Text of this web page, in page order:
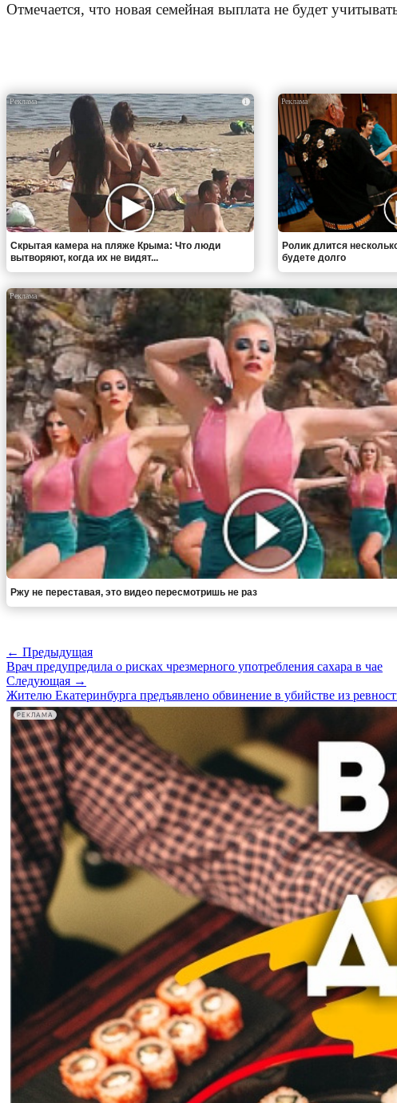
Отмечается, что новая семейная выплата не будет
i
Скрытая камера на пляже Крыма: Что люди
вытворяют, когда их не видят...
Ролик длится
будете долго
Ржу не переставая, это видео пересмотришь не раз
← Предыдущая
Врач предупредила о рисках чрезмерного употребления сахара в чае
Следующая →
Жителю Екатеринбурга предъявлено обвинение в убийстве из
РЕКЛАМА